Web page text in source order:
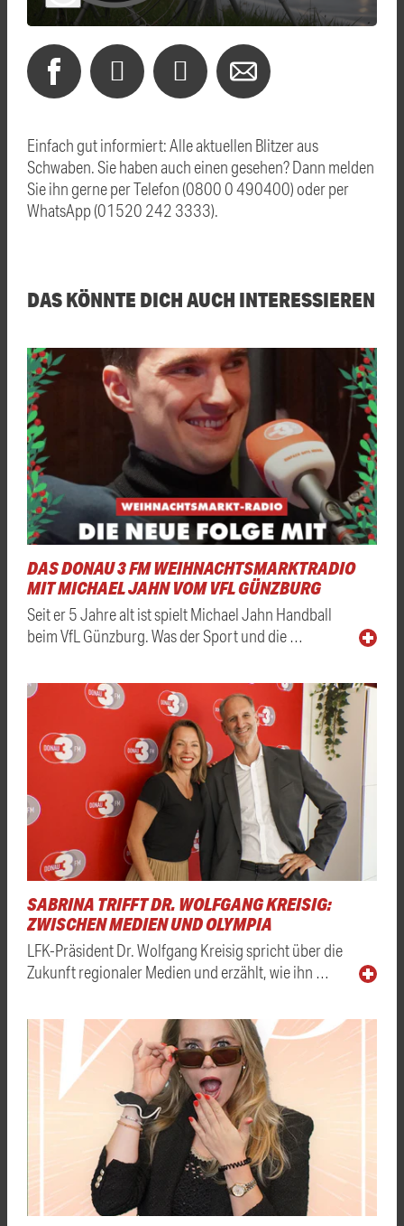
Einfach gut informiert: Alle aktuellen Blitzer aus
Schwaben. Sie haben auch einen gesehen? Dann melden
Sie ihn gerne per Telefon (0800 0 490400) oder per
WhatsApp (01520 242 3333).
DAS KÖNNTE DICH AUCH INTERESSIEREN
DAS DONAU 3 FM WEIHNACHTSMARKTRADIO
MIT MICHAEL JAHN VOM VFL GÜNZBURG
Seit er 5 Jahre alt ist spielt Michael Jahn Handball
beim VfL Günzburg. Was der Sport und die …
SABRINA TRIFFT DR. WOLFGANG KREISIG:
ZWISCHEN MEDIEN UND OLYMPIA
LFK-Präsident Dr. Wolfgang Kreisig spricht über die
Zukunft regionaler Medien und erzählt, wie ihn …